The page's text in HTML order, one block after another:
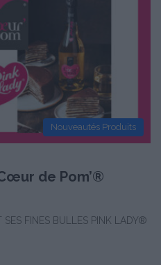
Nouveautés Produits
de Pom’®
FINES BULLES PINK LADY®